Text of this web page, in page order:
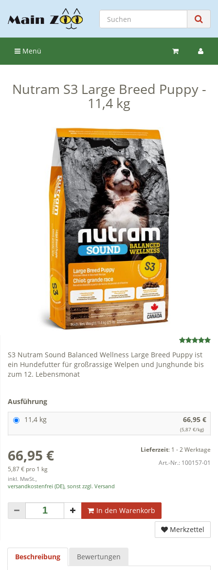
Menü
Nutram S3 Large Breed Puppy -
11,4 kg
S3 Nutram Sound Balanced Wellness Large Breed Puppy ist
ein Hundefutter für großrassige Welpen und Junghunde bis
zum 12. Lebensmonat
Ausführung
11,4 kg
66,95 €
(5,87 €/kg)
66,95 €
5,87 € pro 1 kg
inkl. MwSt.,
versandkostenfrei (DE), sonst zzgl. Versand
Lieferzeit: 1 - 2 Werktage
Art.-Nr.: 100157-01
In den Warenkorb
Merkzettel
Beschreibung Bewertungen